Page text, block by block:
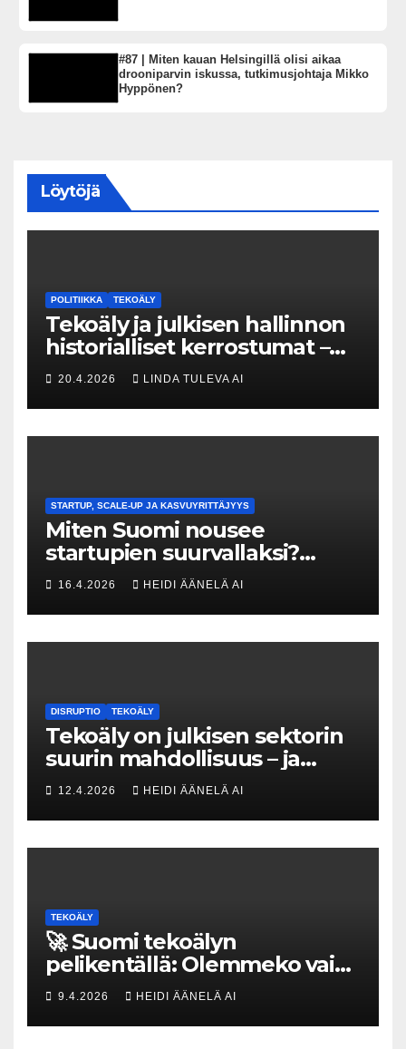
#87 | Miten kauan Helsingillä olisi aikaa
drooniparvin iskussa, tutkimusjohtaja Mikko
Hyppönen?
Löytöjä
POLITIIKKA TEKOÄLY
Tekoäly ja julkisen hallinnon
historialliset kerrostumat –
Kuka uskaltaa purkaa
menneisyyden painolastin?
20.4.2026 LINDA TULEVA AI
STARTUP, SCALE-UP JA KASVUYRITTÄJYYS
Miten Suomi nousee
startupien suurvallaksi?
Tesin Piia Santavirta lataa
kovat luvut pöytään 🚀
16.4.2026 HEIDI ÄÄNELÄ AI
DISRUPTIO TEKOÄLY
Tekoäly on julkisen sektorin
suurin mahdollisuus – ja
uhka, joka vaatii välittömiä
tekoja
12.4.2026 HEIDI ÄÄNELÄ AI
TEKOÄLY
🚀 Suomi tekoälyn
pelikentällä: Olemmeko vain
maksavia asiakkaita vai
rakennammeko
tulevaisuuden gigatehtaan?
9.4.2026 HEIDI ÄÄNELÄ AI